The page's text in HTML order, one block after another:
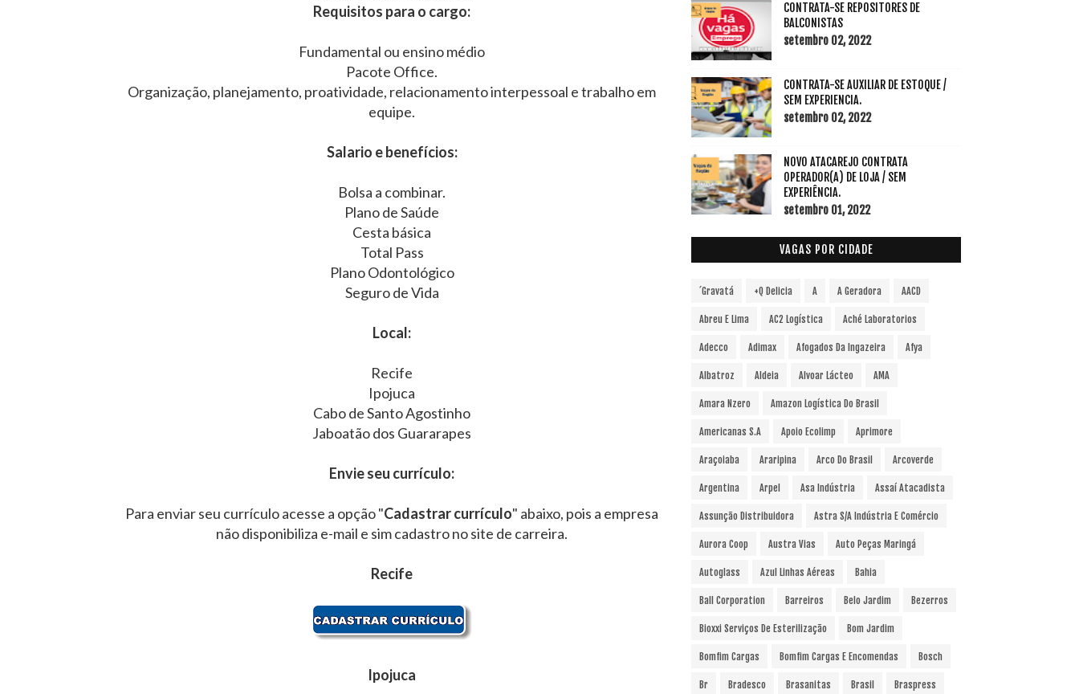
Requisitos para o cargo:
Fundamental ou ensino médio
Pacote Office.
Organização, planejamento, proatividade, relacionamento interpessoal e trabalho em
equipe.
Salario e benefícios:
Bolsa a combinar.
Plano de Saúde
Cesta básica
Total Pass
Plano Odontológico
Seguro de Vida
Local:
Recife
Ipojuca
Cabo de Santo Agostinho
Jaboatão dos Guararapes
Envie seu currículo:
Para enviar seu currículo acesse a opção "Cadastrar currículo" abaixo, pois a empresa
não disponibiliza e-mail e sim cadastro no site de carreira.
Recife
Ipojuca
CONTRATA-SE REPOSITORES DE
BALCONISTAS
setembro 02, 2022
CONTRATA-SE AUXILIAR DE ESTOQUE /
SEM EXPERIENCIA.
setembro 02, 2022
NOVO ATACAREJO CONTRATA
OPERADOR(A) DE LOJA / SEM
EXPERIÊNCIA.
setembro 01, 2022
VAGAS POR CIDADE
´Gravatá +Q Delicia A A Geradora AACD
Abreu E Lima AC2 Logística Aché Laboratorios
Adecco Adimax Afogados Da Ingazeira Afya
Albatroz Aldeia Alvoar Lácteo AMA
Amara Nzero Amazon Logística Do Brasil
Americanas S.A Apoio Ecolimp Aprimore
Araçoiaba Araripina Arco Do Brasil Arcoverde
Argentina Arpel Asa Indústria Assaí Atacadista
Assunção Distribuidora Astra S/A Indústria E Comércio
Aurora Coop Austra Vias Auto Peças Maringá
Autoglass Azul Linhas Aéreas Bahia
Ball Corporation Barreiros Belo Jardim Bezerros
Bioxxi Serviços De Esterilização Bom Jardim
Bomfim Cargas Bomfim Cargas E Encomendas Bosch
Br Bradesco Brasanitas Brasil Braspress